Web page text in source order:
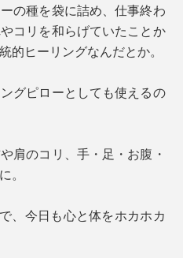
の種を袋に詰め、仕事終わ
コリを和らげていたことか
的ヒーリングなんだとか。
グピローとしても使えるの
肩のコリ、手・足・お腹・
。
、今日も心と体をホカホカ